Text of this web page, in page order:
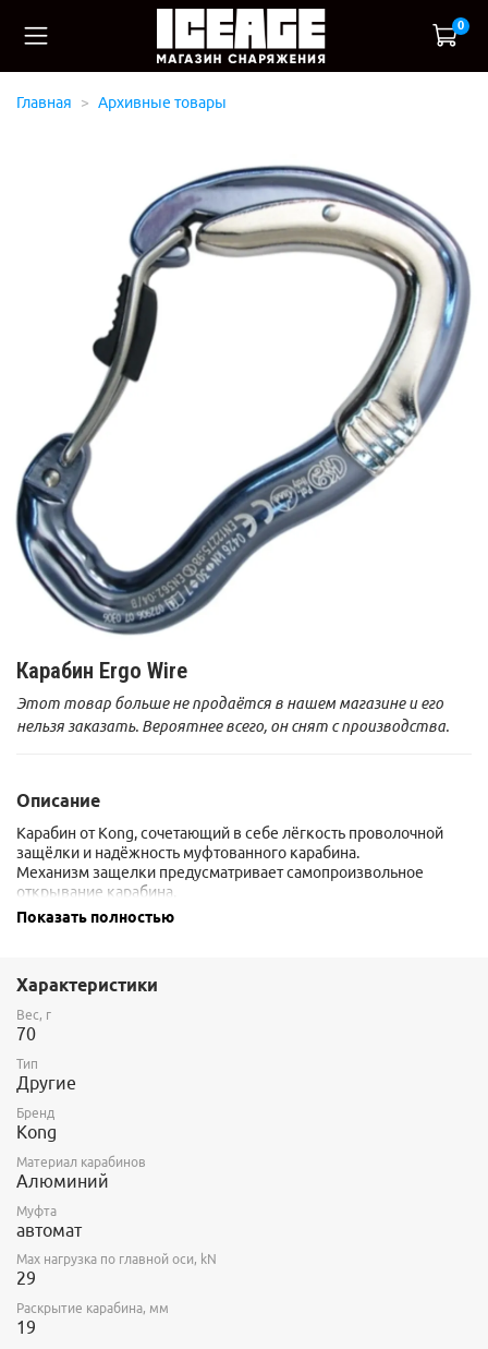
0
Главная Архивные товары
Карабин Ergo Wire
Этот товар больше не продаётся в нашем магазине и его
нельзя заказать. Вероятнее всего, он снят с производства.
Описание
Карабин от Kong, сочетающий в себе лёгкость проволочной
защёлки и надёжность муфтованного карабина.
Механизм защелки предусматривает самопроизвольное
открывание карабина.
Показать полностью
Характеристики
Вес, г
70
Тип
Другие
Бренд
Kong
Материал карабинов
Алюминий
Муфта
автомат
Max нагрузка по главной оси, kN
29
Раскрытие карабина, мм
19